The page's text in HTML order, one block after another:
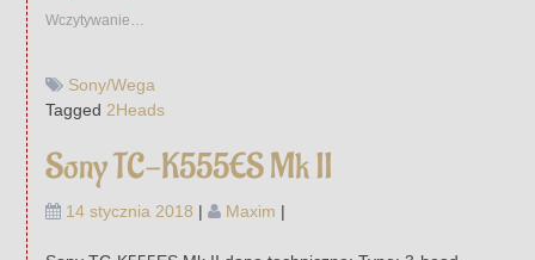
Wczytywanie…
Sony/Wega
Tagged 2Heads
Sony TC-K555ES Mk II
14 stycznia 2018 | Maxim |